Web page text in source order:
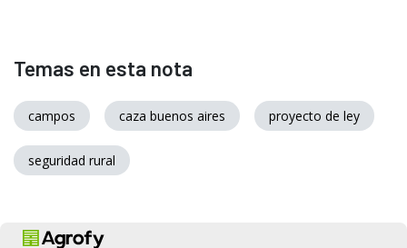
Temas en esta nota
campos caza buenos aires proyecto de ley
seguridad rural